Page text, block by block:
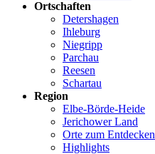
Ortschaften
Detershagen
Ihleburg
Niegripp
Parchau
Reesen
Schartau
Region
Elbe-Börde-Heide
Jerichower Land
Orte zum Entdecken
Highlights